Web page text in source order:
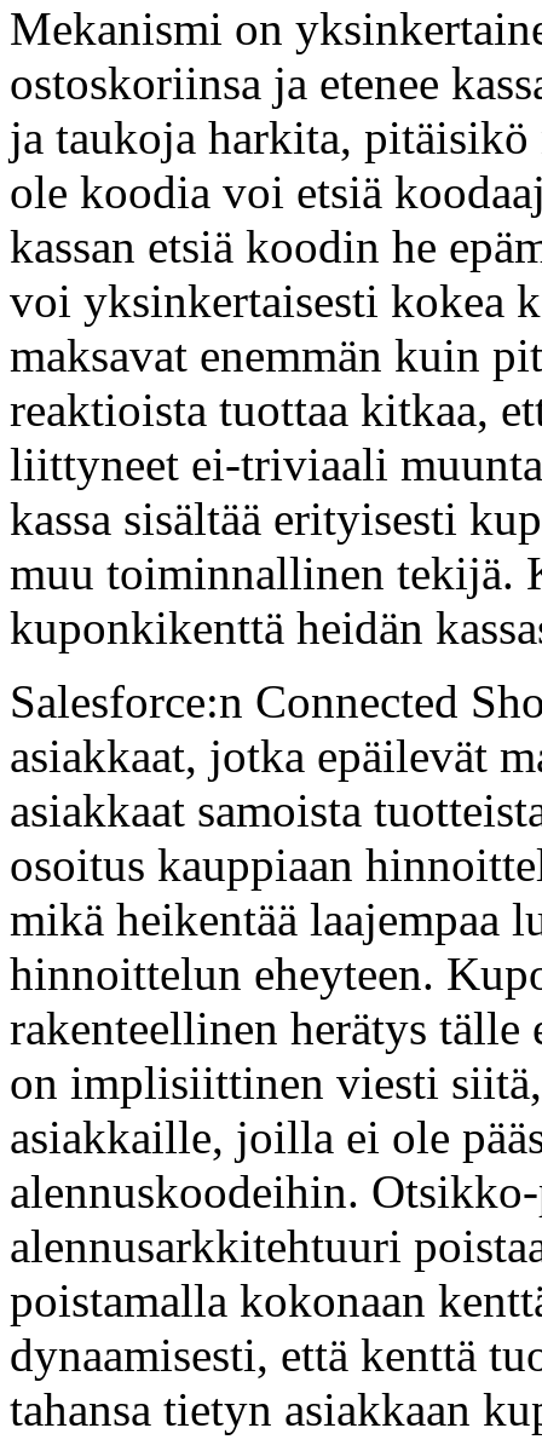
Mekanismi on
ostoskoriinsa ja etenee
ja taukoja harkita,
ole koodia voi etsiä
kassan etsiä koodin he
voi yksinkertaisesti kokea
maksavat enemmän kuin
reaktioista tuottaa kitkaa,
liittyneet ei-triviaali
kassa sisältää erityisesti
muu toiminnallinen tekijä.
kuponkikenttä heidän
Salesforce:n Connected
asiakkaat, jotka epäilevät
asiakkaat samoista
osoitus kauppiaan
mikä heikentää laajempaa
hinnoittelun eheyteen.
rakenteellinen herätys tälle
on implisiittinen viesti
asiakkaille, joilla ei ole
alennuskoodeihin.
alennusarkkitehtuuri
poistamalla kokonaan
dynaamisesti, että kenttä
tahansa tietyn asiakkaan